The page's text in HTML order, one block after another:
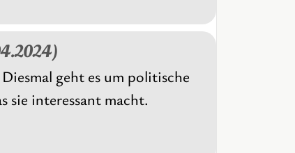
geht es um politische
sie interessant macht.